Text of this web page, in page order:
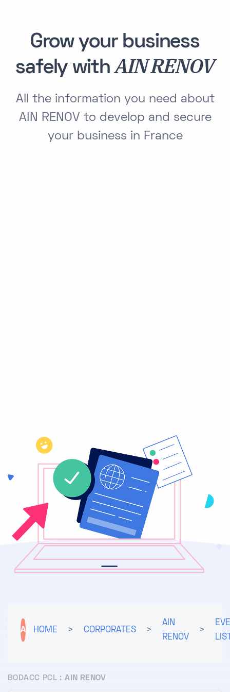
Grow your business
safely withAIN RENOV
All the information you need about
AIN RENOV to develop and secure
your business in France
A HOME > CORPORATES >
AIN
RENOV
>
BODACC PCL :AIN RENOV